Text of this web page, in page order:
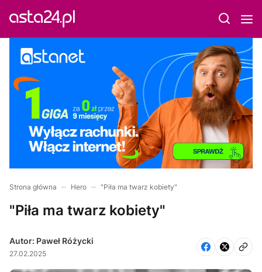
Strona główna Hero "Piła ma twarz kobiety"
"Piła ma twarz kobiety"
Autor: Paweł Różycki
27.02.2025